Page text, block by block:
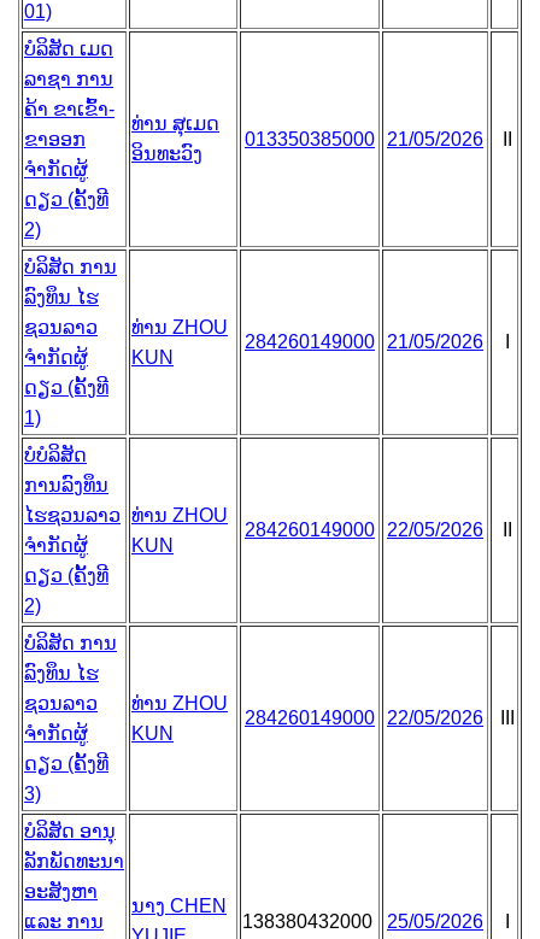
01)
ບໍລິສັດ ເມດ
ລາຊາ ການ
ຄ້າ ຂາເຂົ້າ-
ຂາອອກ
ຈຳກັດຜູ້
ດຽວ (ຄັ້ງທີ
2)
ທ່ານ ສຸເມດ
ອິນທະວົງ
013350385000 21/05/2026
ບໍລິສັດ ການ
ລົງທຶນ ໄຮ
ຊວນລາວ
ຈຳກັດຜູ້
ດຽວ (ຄັ້ງທີ
1)
ທ່ານ ZHOU
KUN
284260149000 21/05/2026
ບໍບໍລິສັດ
ການລົງທຶນ
ໄຮຊວນລາວ
ຈຳກັດຜູ້
ດຽວ (ຄັ້ງທີ
2)
ທ່ານ ZHOU
KUN
284260149000 22/05/2026
ບໍລິສັດ ການ
ລົງທຶນ ໄຮ
ຊວນລາວ
ຈຳກັດຜູ້
ດຽວ (ຄັ້ງທີ
3)
ທ່ານ ZHOU
KUN
284260149000 22/05/2026
ບໍລິສັດ ອານຸ
ລັກພັດທະນາ
ອະສັງຫາ
ແລະ ການ
ນາງ CHEN
138380432000 25/05/2026